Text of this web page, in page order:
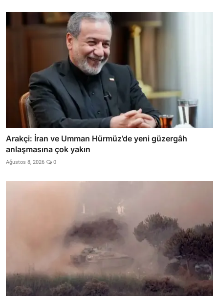
Arakçi: İran ve Umman Hürmüz’de yeni güzergâh
anlaşmasına çok yakın
Ağustos 8, 2026 0